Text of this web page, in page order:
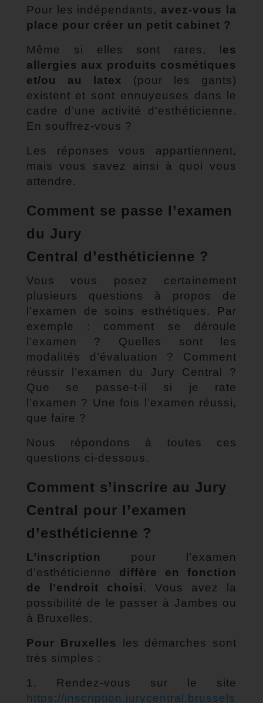
Pour les indépendants, avez-vous la
place pour créer un petit cabinet ?
Même si elles sont rares, les
allergies aux produits cosmétiques
et/ou au latex (pour les gants)
existent et sont ennuyeuses dans le
cadre d’une activité d’esthéticienne.
En souffrez-vous ?
Les réponses vous appartiennent,
mais vous savez ainsi à quoi vous
attendre.
Comment se passe l’examen
du Jury
Central d’esthéticienne ?
Vous vous posez certainement
plusieurs questions à propos de
l’examen de soins esthétiques. Par
exemple : comment se déroule
l’examen ? Quelles sont les
modalités d’évaluation ? Comment
réussir l’examen du Jury Central ?
Que se passe-t-il si je rate
l’examen ? Une fois l’examen réussi,
que faire ?
Nous répondons à toutes ces
questions ci-dessous.
Comment s’inscrire au Jury
Central pour l’examen
d’esthéticienne ?
L’inscription
pour l’examen
d’esthéticienne diffère en fonction
de l’endroit choisi. Vous avez la
possibilité de le passer à Jambes ou
à Bruxelles.
Pour Bruxelles les démarches sont
très simples :
1. Rendez-vous sur le site
https://inscription.jurycentral.brussels